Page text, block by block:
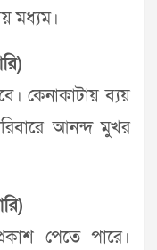
মধ্যম।
কেনাকাটায় ব্যয়
আনন্দ মুখর
পেতে পারে।